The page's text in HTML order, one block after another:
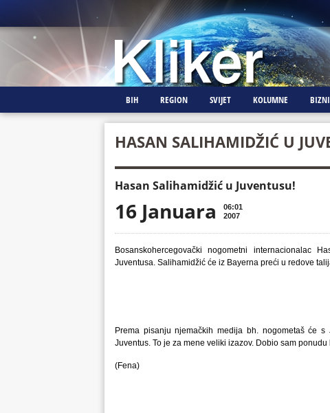
BIH REGION SVIJET KOLUMNE
HASAN SALIHAMIDŽIĆ U
Hasan Salihamidžić u Juventusu!
16 Januara
06:01
2007
Bosanskohercegovački nogometni internacionalac
Juventusa. Salihamidžić će iz Bayerna preći u redove
Prema pisanju njemačkih medija bh. nogometaš će
Juventus. To je za mene veliki izazov. Dobio sam
(Fena)